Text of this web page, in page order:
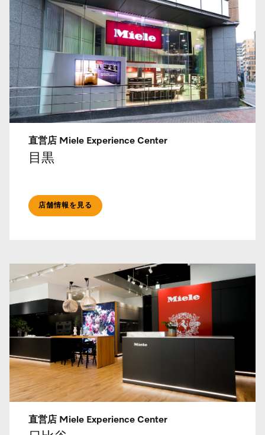
直営店 Miele Experience Center
目黒
店舗情報を見る
直営店 Miele Experience Center